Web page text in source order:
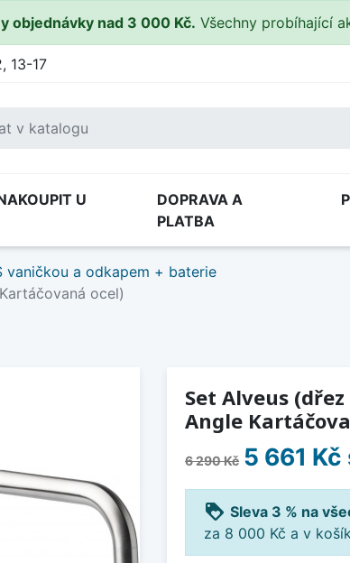
objednávky nad 3 000 Kč. Všechny probíhající
13-17
U
DOPRAVA A
PLATBA
vaničkou a odkapem + baterie
ocel)
Set Alveus
Angle
6 290 Kč 5 661 Kč
loyalty Sleva 3 % na
za 8 000 Kč a v